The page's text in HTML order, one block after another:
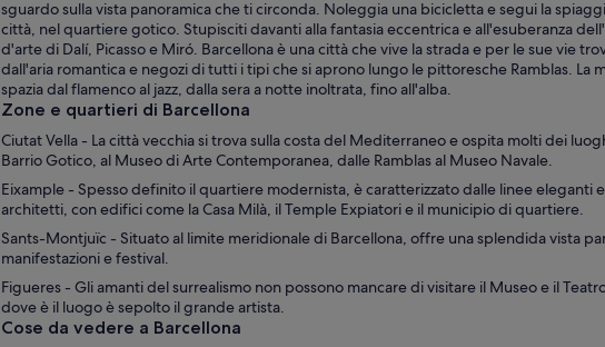
Paesaggio urbano al crepuscolo con una rotonda,
sguardo sulla vista panoramica che ti circonda. Noleggia una bicicletta e segui la
città, nel quartiere gotico. Stupisciti davanti alla fantasia eccentrica e all'esuberanza
d'arte di Dalí, Picasso e Miró. Barcellona è una città che vive la strada e per le sue vie
dall'aria romantica e negozi di tutti i tipi che si aprono lungo le pittoresche Ramblas. La
spazia dal flamenco al jazz, dalla sera a notte inoltrata, fino all'alba.
Zone e quartieri di Barcellona
Ciutat Vella - La città vecchia si trova sulla costa del Mediterraneo e ospita molti dei
Barrio Gotico, al Museo di Arte Contemporanea, dalle Ramblas al Museo Navale.
Eixample - Spesso definito il quartiere modernista, è caratterizzato dalle linee
architetti, con edifici come la Casa Milà, il Temple Expiatori e il municipio di quartiere.
Sants-Montjuïc - Situato al limite meridionale di Barcellona, offre una splendida vista
manifestazioni e festival.
Figueres - Gli amanti del surrealismo non possono mancare di visitare il Museo e il
dove è il luogo è sepolto il grande artista.
Cose da vedere a Barcellona